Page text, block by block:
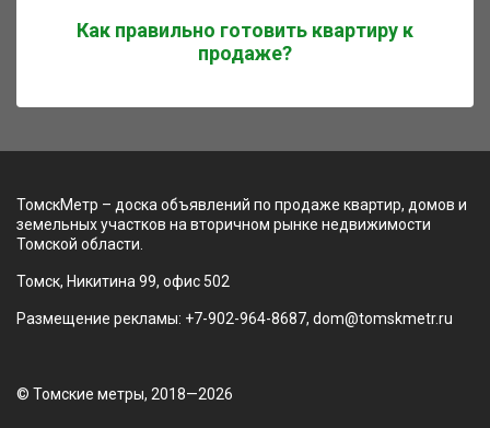
Как правильно готовить квартиру к
продаже?
ТомскМетр – доска объявлений по продаже квартир, домов и
земельных участков на вторичном рынке недвижимости
Томской области.
Томск, Никитина 99, офис 502
Размещение рекламы: +7-902-964-8687, dom@tomskmetr.ru
© Томские метры, 2018—2026